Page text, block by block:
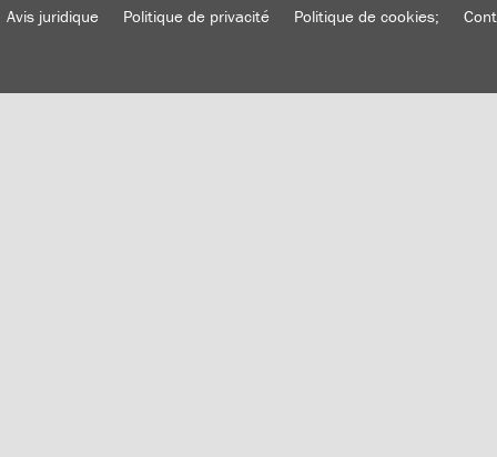
Avis juridique Politique de privacité Politique de cookies;